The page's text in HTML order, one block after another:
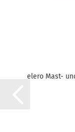
elero Mast-